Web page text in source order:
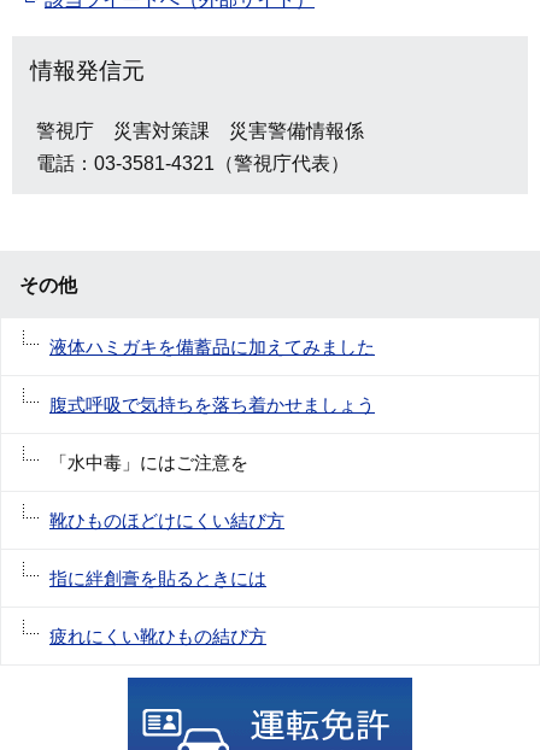
情報発信元
警視庁 災害対策課 災害警備情報係
電話：03-3581-4321（警視庁代表）
その他
液体ハミガキを備蓄品に加えてみました
腹式呼吸で気持ちを落ち着かせましょう
「水中毒」にはご注意を
靴ひものほどけにくい結び方
指に絆創膏を貼るときには
疲れにくい靴ひもの結び方